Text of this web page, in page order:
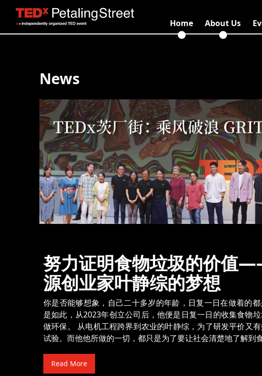
Home About Us
News
努力证明食物垃圾的价值
源创业家叶静综的梦想
你是否能够想象，自己二十多岁的年龄，日复一日在做着的
是如此，从2023年创立公司后，他便是日复一日的收集食物垃
做环保。 从电机工程跨界到农业的叶静综，为了研发平价又
试验。而他他所做的一切，都只是为了要让社会清楚地了解到
Read More